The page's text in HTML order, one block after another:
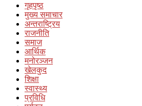
गृहपृष्ठ
मुख्य समाचार
अन्तराष्ट्रिय
राजनीति
समाज
आर्थिक
मनोरञ्जन
खेलकुद
शिक्षा
स्वास्थ्य
प्रविधि